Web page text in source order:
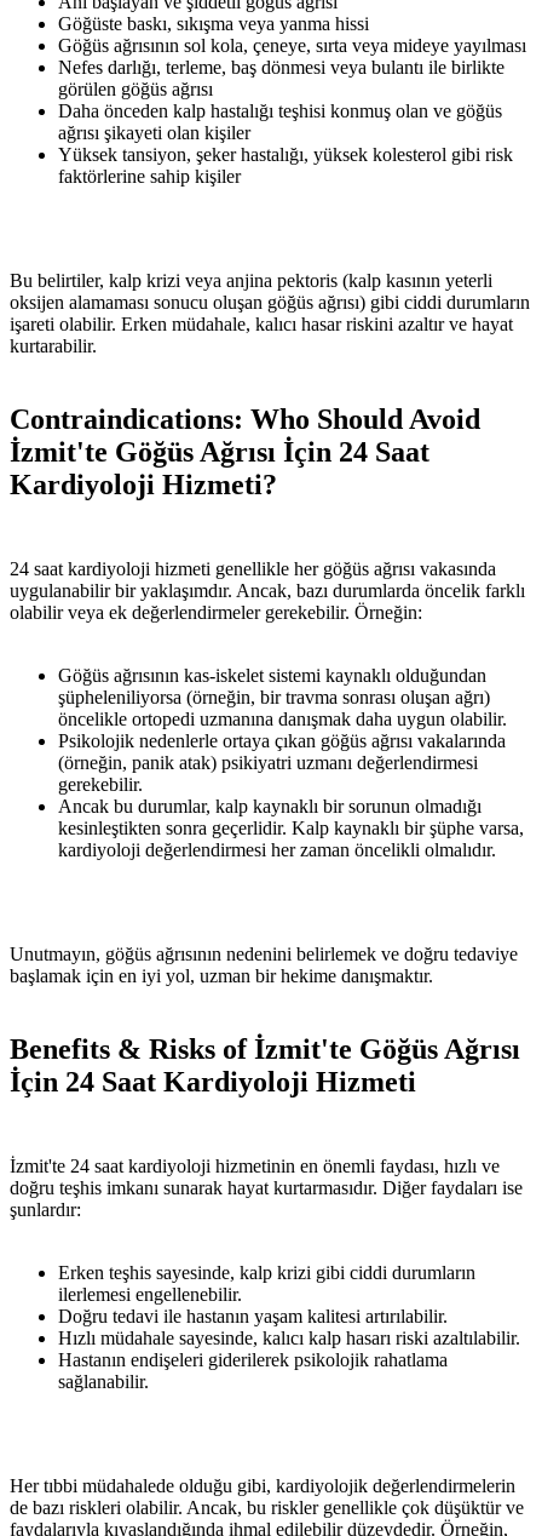
Göğüste baskı, sıkışma veya yanma hissi
Göğüs ağrısının sol kola, çeneye, sırta veya mideye yayılması
Nefes darlığı, terleme, baş dönmesi veya bulantı ile birlikte
görülen göğüs ağrısı
Daha önceden kalp hastalığı teşhisi konmuş olan ve göğüs
ağrısı şikayeti olan kişiler
Yüksek tansiyon, şeker hastalığı, yüksek kolesterol gibi risk
faktörlerine sahip kişiler
Bu belirtiler, kalp krizi veya anjina pektoris (kalp kasının yeterli
oksijen alamaması sonucu oluşan göğüs ağrısı) gibi ciddi durumların
işareti olabilir. Erken müdahale, kalıcı hasar riskini azaltır ve hayat
kurtarabilir.
Contraindications: Who Should Avoid
İzmit'te Göğüs Ağrısı İçin 24 Saat
Kardiyoloji Hizmeti?
24 saat kardiyoloji hizmeti genellikle her göğüs ağrısı vakasında
uygulanabilir bir yaklaşımdır. Ancak, bazı durumlarda öncelik farklı
olabilir veya ek değerlendirmeler gerekebilir. Örneğin:
Göğüs ağrısının kas-iskelet sistemi kaynaklı olduğundan
şüpheleniliyorsa (örneğin, bir travma sonrası oluşan ağrı)
öncelikle ortopedi uzmanına danışmak daha uygun olabilir.
Psikolojik nedenlerle ortaya çıkan göğüs ağrısı vakalarında
(örneğin, panik atak) psikiyatri uzmanı değerlendirmesi
gerekebilir.
Ancak bu durumlar, kalp kaynaklı bir sorunun olmadığı
kesinleştikten sonra geçerlidir. Kalp kaynaklı bir şüphe varsa,
kardiyoloji değerlendirmesi her zaman öncelikli olmalıdır.
Unutmayın, göğüs ağrısının nedenini belirlemek ve doğru tedaviye
başlamak için en iyi yol, uzman bir hekime danışmaktır.
Benefits & Risks of İzmit'te Göğüs Ağrısı
İçin 24 Saat Kardiyoloji Hizmeti
İzmit'te 24 saat kardiyoloji hizmetinin en önemli faydası, hızlı ve
doğru teşhis imkanı sunarak hayat kurtarmasıdır. Diğer faydaları ise
şunlardır:
Erken teşhis sayesinde, kalp krizi gibi ciddi durumların
ilerlemesi engellenebilir.
Doğru tedavi ile hastanın yaşam kalitesi artırılabilir.
Hızlı müdahale sayesinde, kalıcı kalp hasarı riski azaltılabilir.
Hastanın endişeleri giderilerek psikolojik rahatlama
sağlanabilir.
Her tıbbi müdahalede olduğu gibi, kardiyolojik değerlendirmelerin
de bazı riskleri olabilir. Ancak, bu riskler genellikle çok düşüktür ve
faydalarıyla kıyaslandığında ihmal edilebilir düzeydedir. Örneğin,